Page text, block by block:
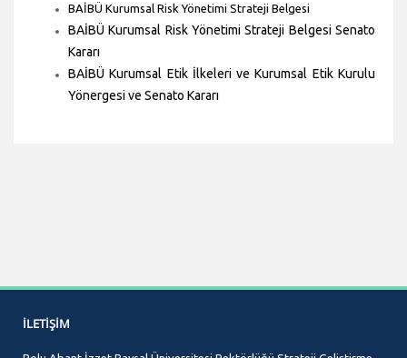
BAİBÜ Kurumsal Risk Yönetimi Strateji Belgesi
BAİBÜ Kurumsal Risk Yönetimi Strateji Belgesi Senato
Kararı
BAİBÜ Kurumsal Etik İlkeleri ve Kurumsal Etik Kurulu
Yönergesi ve Senato Kararı
İLETIŞIM